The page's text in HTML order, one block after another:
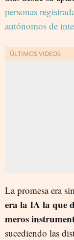
personas
autónomos de
La promesa era
era la IA la que
meros
sucediendo las